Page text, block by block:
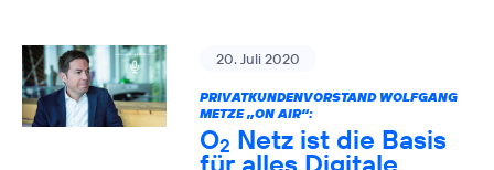
20. Juli 2020
PRIVATKUNDENVORSTAND WOLFGANG
METZE „ON AIR“:
O2 Netz ist die Basis
für alles Digitale